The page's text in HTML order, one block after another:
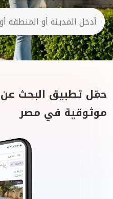
حمّل تطبيق البحث عن
موثوقية في مصر